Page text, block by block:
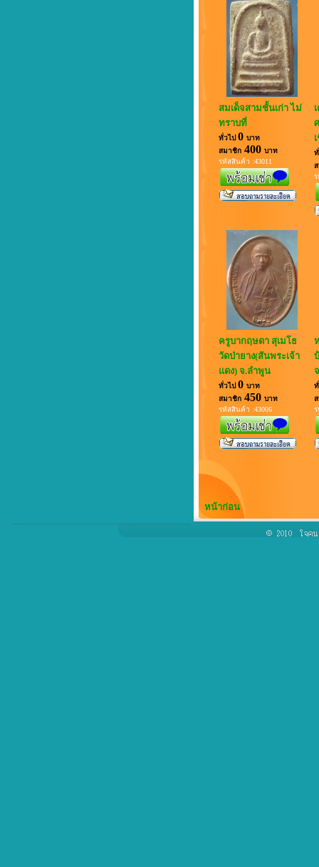
สมเด็จสามชั้นเก่า ไม่
ทราบที่
ทั่วไป 0 บาท
สมาชิก 400 บาท
รหัสสินค้า :43011
ครูบากฤษดา สุเมโธ
วัดป่ายาง(สันพระเจ้า
แดง) จ.ลำพูน
ทั่วไป 0 บาท
สมาชิก 450 บาท
รหัสสินค้า :43006
หน้าก่อน